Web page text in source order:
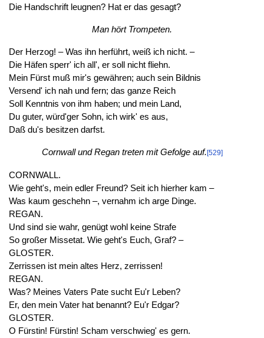
Die Handschrift leugnen? Hat er das gesagt?
Man hört Trompeten.
Der Herzog! – Was ihn herführt, weiß ich nicht. –
Die Häfen sperr' ich all', er soll nicht fliehn.
Mein Fürst muß mir's gewähren; auch sein Bildnis
Versend' ich nah und fern; das ganze Reich
Soll Kenntnis von ihm haben; und mein Land,
Du guter, würd'ger Sohn, ich wirk' es aus,
Daß du's besitzen darfst.
Cornwall und Regan treten mit Gefolge auf.[529]
CORNWALL.
Wie geht's, mein edler Freund? Seit ich hierher kam –
Was kaum geschehn –, vernahm ich arge Dinge.
REGAN.
Und sind sie wahr, genügt wohl keine Strafe
So großer Missetat. Wie geht's Euch, Graf? –
GLOSTER.
Zerrissen ist mein altes Herz, zerrissen!
REGAN.
Was? Meines Vaters Pate sucht Eu'r Leben?
Er, den mein Vater hat benannt? Eu'r Edgar?
GLOSTER.
O Fürstin! Fürstin! Scham verschwieg' es gern.